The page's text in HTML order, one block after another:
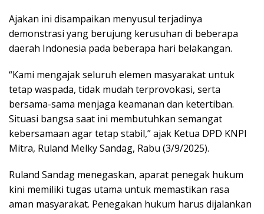
Ajakan ini disampaikan menyusul terjadinya
demonstrasi yang berujung kerusuhan di beberapa
daerah Indonesia pada beberapa hari belakangan.
“Kami mengajak seluruh elemen masyarakat untuk
tetap waspada, tidak mudah terprovokasi, serta
bersama-sama menjaga keamanan dan ketertiban.
Situasi bangsa saat ini membutuhkan semangat
kebersamaan agar tetap stabil,” ajak Ketua DPD KNPI
Mitra, Ruland Melky Sandag, Rabu (3/9/2025).
Ruland Sandag menegaskan, aparat penegak hukum
kini memiliki tugas utama untuk memastikan rasa
aman masyarakat. Penegakan hukum harus dijalankan